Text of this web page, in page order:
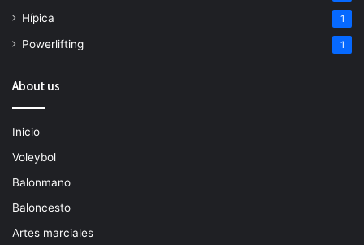
Hípica 1
Powerlifting 1
About us
Inicio
Voleybol
Balonmano
Baloncesto
Artes marciales